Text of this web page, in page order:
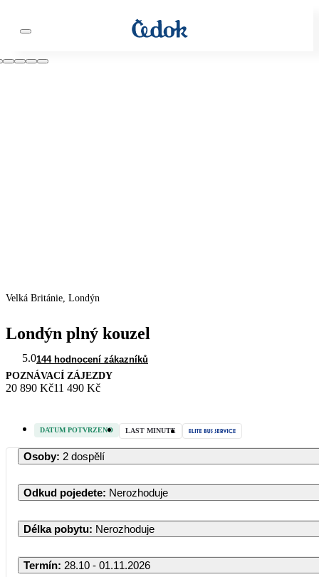
Velká Británie, Londýn
Londýn plný kouzel
5.0144 hodnocení zákazníků
POZNÁVACÍ ZÁJEZDY
20 890 Kč11 490 Kč
DATUM POTVRZENO LAST MINUTE
Osoby: 2 dospělí
Odkud pojedete: Nerozhoduje
Délka pobytu: Nerozhoduje
Termín: 28.10 - 01.11.2026